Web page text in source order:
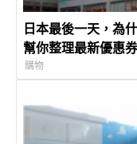
日本最後一天，為
幫你整理最新優惠
最高省10%
購物